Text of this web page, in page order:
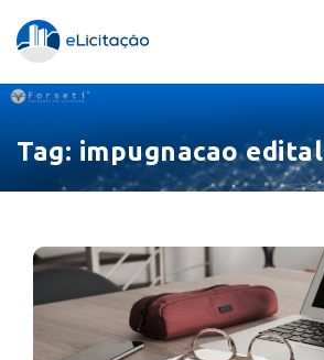
Tag:impugnacao edital